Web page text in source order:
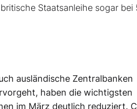
Staatsanleihe sogar bei
ausländische Zentralbanken
haben die wichtigsten
im März deutlich reduziert.